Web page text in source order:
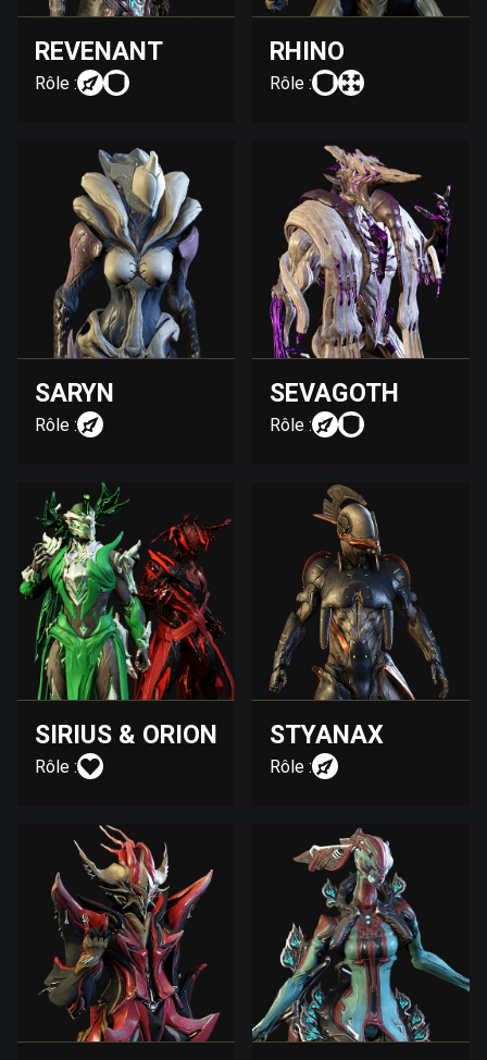
REVENANT
Rôle :
RHINO
Rôle :
SARYN
Rôle :
SEVAGOTH
Rôle :
SIRIUS & ORION
Rôle :
STYANAX
Rôle :